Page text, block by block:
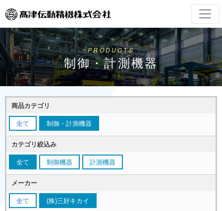
PRODUCTS
制御・計測機器
商品カテゴリ
全て 制御・計測機器
カテゴリ絞込み
全て 制御機器 計測機器
メーカー
全て (株)三好キカイ